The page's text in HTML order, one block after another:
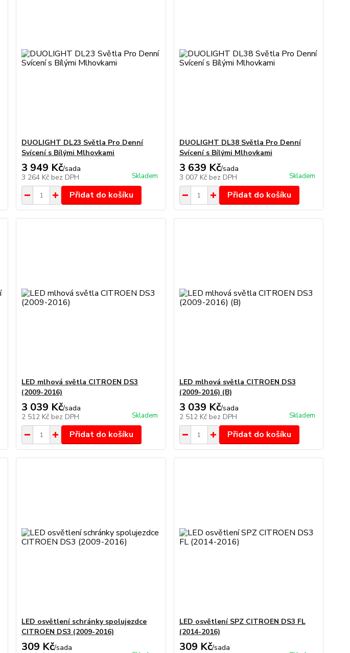
DUOLIGHT DL23 Světla Pro Denní
Svícení s Bílými Mlhovkami
3 949 Kč/sada
3 264 Kč bez DPH Skladem
Přidat do košíku
DUOLIGHT DL38 Světla Pro Denní
Svícení s Bílými Mlhovkami
3 639 Kč/sada
3 007 Kč bez DPH Skladem
Přidat do košíku
LED mlhová světla CITROEN DS3
(2009-2016)
3 039 Kč/sada
2 512 Kč bez DPH Skladem
Přidat do košíku
LED mlhová světla CITROEN DS3
(2009-2016) (B)
3 039 Kč/sada
2 512 Kč bez DPH Skladem
Přidat do košíku
LED osvětlení schránky spolujezdce
CITROEN DS3 (2009-2016)
309 Kč/sada
LED osvětlení SPZ CITROEN DS3 FL
(2014-2016)
309 Kč/sada